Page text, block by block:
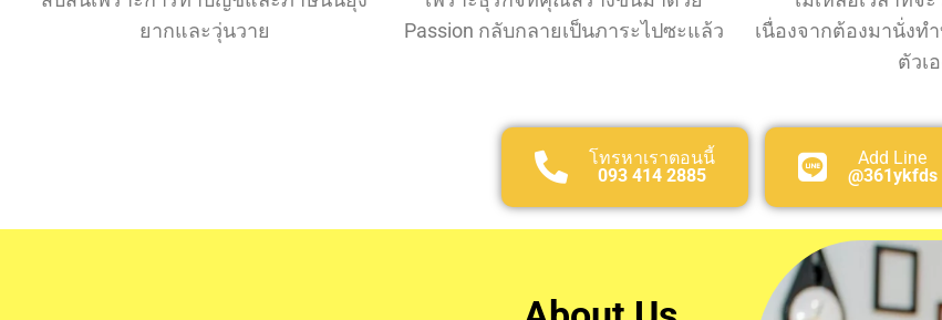
ยากและวุ่นวาย
Passion กลับกลายเป็นภาระไปซะแล้ว
เนื่องจากต้องมานั่ง
ตัวเ
โทรหาเราตอนนี้
093 414 2885
Add Line
@361ykfds